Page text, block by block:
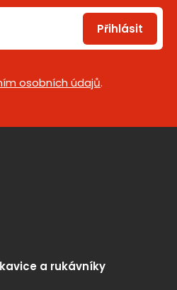
Přihlásit
osobních údajů.
a rukávníky